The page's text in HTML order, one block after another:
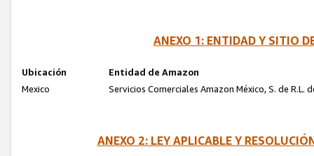
ANEXO 1: ENTIDAD Y SITIO
Ubicación
Entidad de Amazon
Mexico
Servicios Comerciales Amazon México, S. de R.L.
ANEXO 2: LEY APLICABLE Y